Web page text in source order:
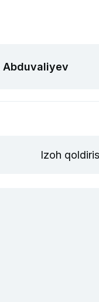
Abduvaliyev
Izoh